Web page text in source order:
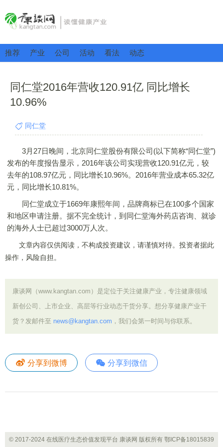
推荐 产业 公司 活动 看法 动态
同仁堂2016年营收120.91亿 同比增长
10.96%
同仁堂
3月27日晚间，北京同仁堂股份有限公司(以下简称“同仁堂”)
发布的年度报告显示，2016年该公司实现营收120.91亿元，较
去年的108.97亿元，同比增长10.96%。2016年营业成本65.32亿
元，同比增长10.81%。
同仁堂成立于1669年康熙年间，品牌商标已在100多个国家
和地区申请注册。据不完全统计，到同仁堂海外药店咨询、就诊
的海外人士已超过3000万人次。
文章内容仅供阅读，不构成投资建议，请谨慎对待。投资者据此
操作，风险自担。
康谈网（www.kangtan.com）是定位于关注健康产业，专注健康领域
新创公司、上市企业、高层等行业动态干货分享。想分享健康产业干
货？发邮件至 news@kangtan.com ，我们会第一时间与你联系。
分享到微博 分享到微信
© 2017-2024 在线医疗生态价值发现平台 康谈网 版权所有 鄂ICP备18015839